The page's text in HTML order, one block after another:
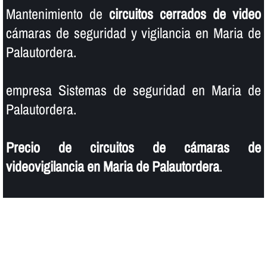
Mantenimiento de circuitos cerrados de video
cámaras de seguridad y vigilancia en Maria de
Palautordera.
empresa Sistemas de seguridad en Maria de
Palautordera.
Precio de circuitos de cámaras de
videovigilancia en Maria de Palautordera.